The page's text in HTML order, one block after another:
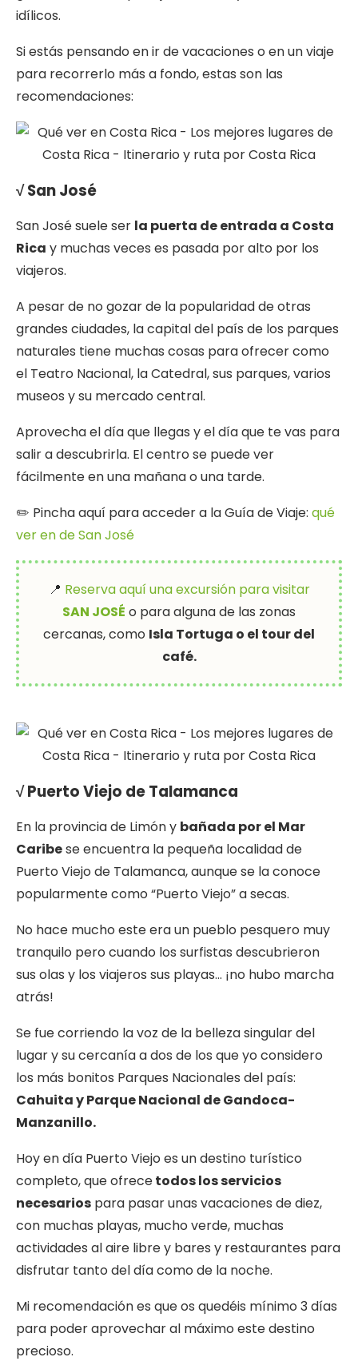
idílicos.
Si estás pensando en ir de vacaciones o en un viaje
para recorrerlo más a fondo, estas son las
recomendaciones:
√ San José
San José suele ser la puerta de entrada a Costa
Rica y muchas veces es pasada por alto por los
viajeros.
A pesar de no gozar de la popularidad de otras
grandes ciudades, la capital del país de los parques
naturales tiene muchas cosas para ofrecer como
el Teatro Nacional, la Catedral, sus parques, varios
museos y su mercado central.
Aprovecha el día que llegas y el día que te vas para
salir a descubrirla. El centro se puede ver
fácilmente en una mañana o una tarde.
✏️ Pincha aquí para acceder a la Guía de Viaje: qué
ver en de San José
📍 Reserva aquí una excursión para visitar
SAN JOSÉ o para alguna de las zonas
cercanas, como Isla Tortuga o el tour del
café.
√ Puerto Viejo de Talamanca
En la provincia de Limón y bañada por el Mar
Caribese encuentra la pequeña localidad de
Puerto Viejo de Talamanca, aunque se la conoce
popularmente como “Puerto Viejo” a secas.
No hace mucho este era un pueblo pesquero muy
tranquilo pero cuando los surfistas descubrieron
sus olas y los viajeros sus playas… ¡no hubo marcha
atrás!
Se fue corriendo la voz de la belleza singular del
lugar y su cercanía a dos de los que yo considero
los más bonitos Parques Nacionales del país:
Cahuita y Parque Nacional de Gandoca-
Manzanillo.
Hoy en día Puerto Viejo es un destino turístico
completo, que ofrecetodos los servicios
necesarios para pasar unas vacaciones de diez,
con muchas playas, mucho verde, muchas
actividades al aire libre y bares y restaurantes para
disfrutar tanto del día como de la noche.
Mi recomendación es que os quedéis mínimo 3 días
para poder aprovechar al máximo este destino
precioso.